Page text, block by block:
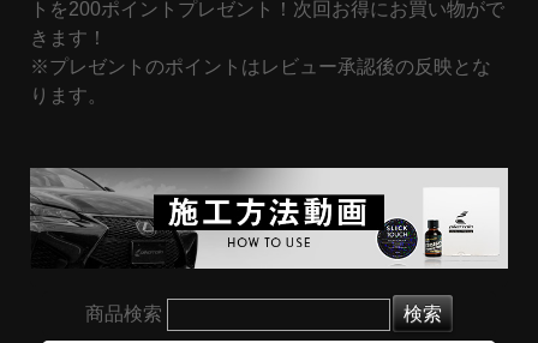
トを200ポイントプレゼント！次回お得にお買い物がで
きます！
※プレゼントのポイントはレビュー承認後の反映とな
ります。
商品検索